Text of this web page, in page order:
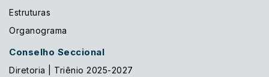
Estruturas
Organograma
Conselho Seccional
Diretoria | Triênio 2025-2027